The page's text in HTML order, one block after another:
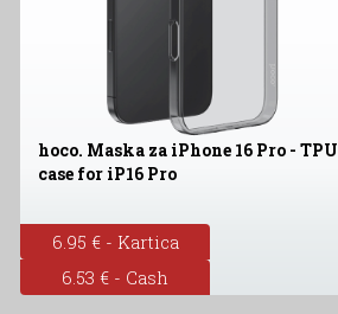
hoco. Maska za iPhone 16 Pro - TPU
case for iP16 Pro
6.95 € - Kartica
6.53 € - Cash